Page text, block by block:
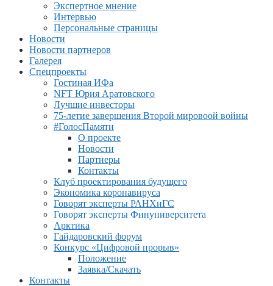
Экспертное мнение
Интервью
Персональные страницы
Новости
Новости партнеров
Галерея
Спецпроекты
Гостиная ИФа
NFT Юрия Аратовского
Лучшие инвесторы
75-летие завершения Второй мировоой войны
#ГолосПамяти
О проекте
Новости
Партнеры
Контакты
Клуб проектирования будущего
Экономика коронавируса
Говорят эксперты РАНХиГС
Говорят эксперты Финуниверситета
Арктика
Гайдаровский форум
Конкурс «Цифровой прорыв»
Положение
Заявка/Скачать
Контакты